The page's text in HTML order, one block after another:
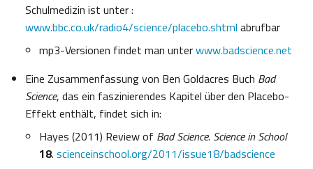
Schulmedizin ist unter :
www.bbc.co.uk/radio4/science/placebo.shtml abrufbar
mp3-Versionen findet man unterwww.badscience.net
Eine Zusammenfassung von Ben Goldacres Buch Bad
Science, das ein faszinierendes Kapitel über den Placebo-
Effekt enthält, findet sich in:
Hayes (2011) Review of Bad Science. Science in School
18. scienceinschool.org/2011/issue18/badscience